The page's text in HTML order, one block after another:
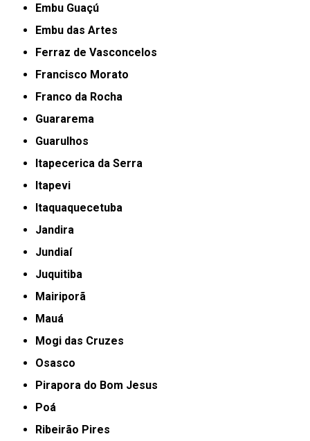
Embu Guaçú
Embu das Artes
Ferraz de Vasconcelos
Francisco Morato
Franco da Rocha
Guararema
Guarulhos
Itapecerica da Serra
Itapevi
Itaquaquecetuba
Jandira
Jundiaí
Juquitiba
Mairiporã
Mauá
Mogi das Cruzes
Osasco
Pirapora do Bom Jesus
Poá
Ribeirão Pires